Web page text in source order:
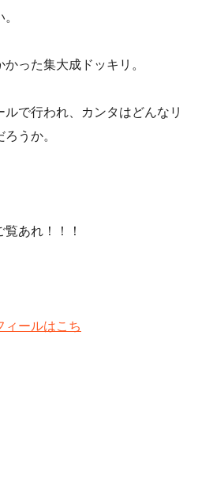
った集大成ドッキリ。
で行われ、カンタはどんなリ
うか。
あれ！！！
ィールはこち